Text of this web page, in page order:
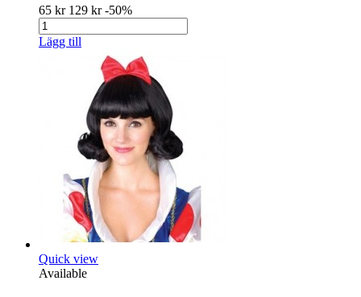
65 kr 129 kr-50%
Lägg till
Quick view
Available